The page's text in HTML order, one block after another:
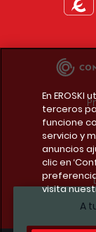
A
En
terceros
funcione
servicio y
anuncios
clic en
visita